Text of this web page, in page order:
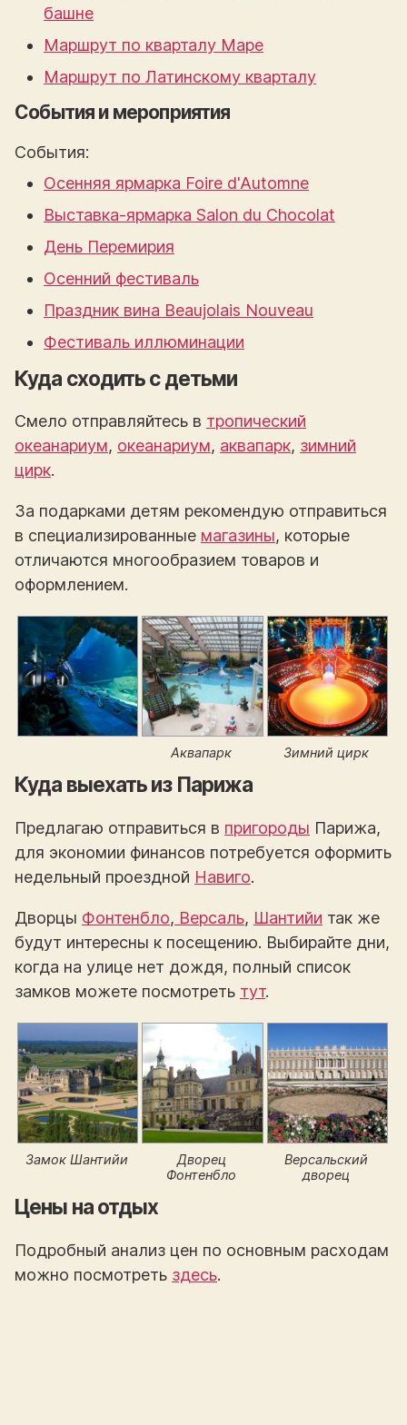
башне
Маршрут по кварталу Маре
Маршрут по Латинскому кварталу
События и мероприятия
События:
Осенняя ярмарка Foire d'Automne
Выставка-ярмарка Salon du Chocolat
День Перемирия
Осенний фестиваль
Праздник вина Beaujolais Nouveau
Фестиваль иллюминации
Куда сходить с детьми
Смело отправляйтесь в тропический
океанариум, океанариум, аквапарк, зимний
цирк.
За подарками детям рекомендую отправиться
в специализированные магазины, которые
отличаются многообразием товаров и
оформлением.
Аквапарк Зимний цирк
Куда выехать из Парижа
Предлагаю отправиться в пригороды Парижа,
для экономии финансов потребуется оформить
недельный проездной Навиго.
Дворцы Фонтенбло, Версаль, Шантийи так же
будут интересны к посещению. Выбирайте дни,
когда на улице нет дождя, полный список
замков можете посмотреть тут.
Замок Шантийи
Дворец
Фонтенбло
Версальский
дворец
Цены на отдых
Подробный анализ цен по основным расходам
можно посмотреть здесь.